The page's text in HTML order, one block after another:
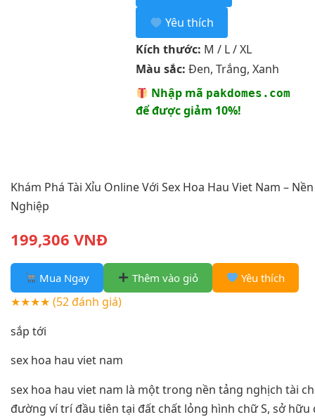
Yêu thích
Kích thước: M / L / XL
Màu sắc: Đen, Trắng, Xanh
Nhập mã pakdomes.com
để được giảm 10%!
Khám Phá Tài Xỉu Online Với Sex Hoa Hau Viet Nam –
Nghiệp
199,306 VNĐ
Mua Ngay Thêm vào giỏ Yêu thích
★★★★ (52 đánh giá)
sắp tới
sex hoa hau viet nam
sex hoa hau viet nam là một trong nền tảng nghịch tài
đường ví trí đầu tiên tại đất chất lỏng hình chữ S, sở hữu